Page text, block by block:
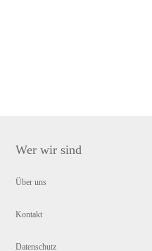
Wer wir sind
Über uns
Kontakt
Datenschutz